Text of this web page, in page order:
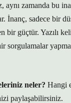
zamanda bu
İnanç, sadece bir
güçtür. Yazılı
neler? Hangi
paylaşabilirsiniz.